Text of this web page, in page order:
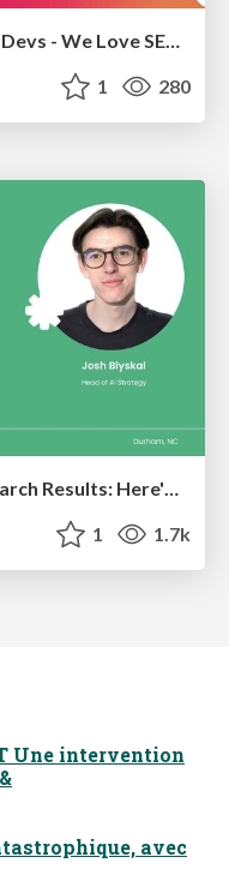
<Decoding/> the Language of Devs - We Love SEO 2024
1 280
1 1.7k
Une intervention
avec